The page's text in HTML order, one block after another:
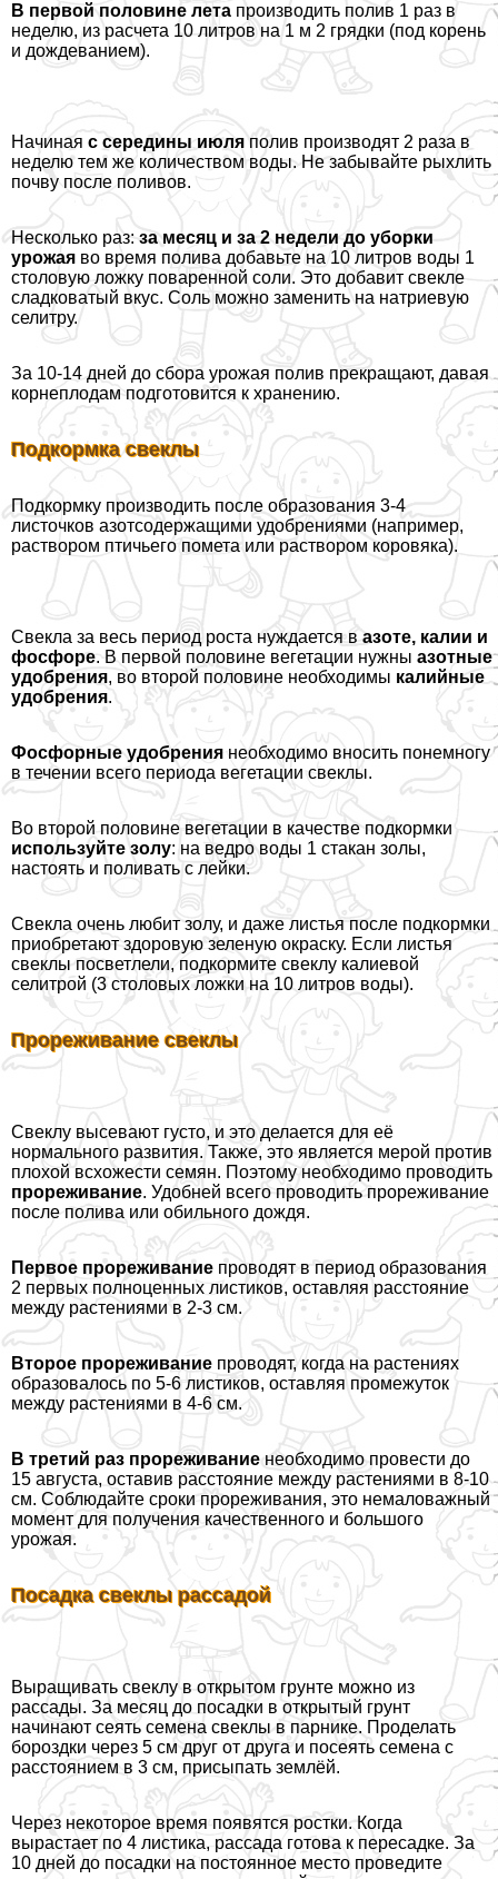
В первой половине лета производить полив 1 раз в
неделю, из расчета 10 литров на 1 м 2 грядки (под корень
и дождеванием).
Начиная с середины июляполив производят 2 раза в
неделю тем же количеством воды. Не забывайте рыхлить
почву после поливов.
Несколько раз: за месяц и за 2 недели до уборки
урожая во время полива добавьте на 10 литров воды 1
столовую ложку поваренной соли. Это добавит свекле
сладковатый вкус. Соль можно заменить на натриевую
селитру.
За 10-14 дней до сбора урожая полив прекращают, давая
корнеплодам подготовится к хранению.
Подкормка свеклы
Подкормку производить после образования 3-4
листочков азотсодержащими удобрениями (например,
раствором птичьего помета или раствором коровяка).
Свекла за весь период роста нуждается в азоте, калии и
фосфоре. В первой половине вегетации нужны азотные
удобрения, во второй половине необходимы калийные
удобрения.
Фосфорные удобрения необходимо вносить понемногу
в течении всего периода вегетации свеклы.
Во второй половине вегетации в качестве подкормки
используйте золу: на ведро воды 1 стакан золы,
настоять и поливать с лейки.
Свекла очень любит золу, и даже листья после подкормки
приобретают здоровую зеленую окраску. Если листья
свеклы посветлели, подкормите свеклу калиевой
селитрой (3 столовых ложки на 10 литров воды).
Прореживание свеклы
Свеклу высевают густо, и это делается для её
нормального развития. Также, это является мерой против
плохой всхожести семян. Поэтому необходимо проводить
прореживание. Удобней всего проводить прореживание
после полива или обильного дождя.
Первое прореживание проводят в период образования
2 первых полноценных листиков, оставляя расстояние
между растениями в 2-3 см.
Второе прореживание проводят, когда на растениях
образовалось по 5-6 листиков, оставляя промежуток
между растениями в 4-6 см.
В третий раз прореживаниенеобходимо провести до
15 августа, оставив расстояние между растениями в 8-10
см. Соблюдайте сроки прореживания, это немаловажный
момент для получения качественного и большого
урожая.
Посадка свеклы рассадой
Выращивать свеклу в открытом грунте можно из
рассады. За месяц до посадки в открытый грунт
начинают сеять семена свеклы в парнике. Проделать
бороздки через 5 см друг от друга и посеять семена с
расстоянием в 3 см, присыпать землёй.
Через некоторое время появятся ростки. Когда
вырастает по 4 листика, рассада готова к пересадке. За
10 дней до посадки на постоянное место проведите